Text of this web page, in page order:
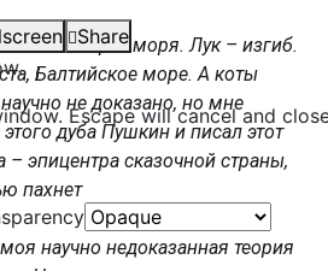
Share
Escape will cancel and
– это берег моря. Лук – изгиб.
Балтийское море. А коты
не доказано, но мне
дуба Пушкин и писал этот
– эпицентра сказочной страны,
пахнет
научно недоказанная теория